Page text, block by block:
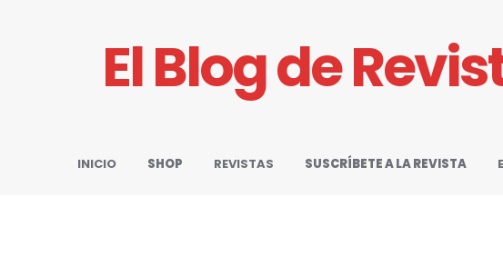
El Blog de
INICIO SHOP REVISTAS SUSCRÍBETE A LA REVISTA